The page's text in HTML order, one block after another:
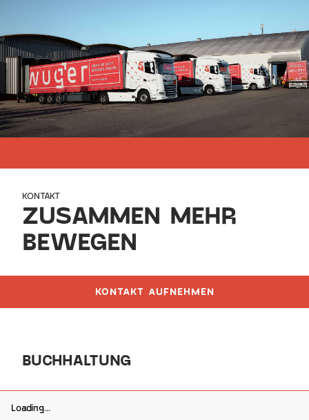
KONTAKT
ZUSAMMEN MEHR
BEWEGEN
KONTAKT AUFNEHMEN
BUCHHALTUNG
Loading...